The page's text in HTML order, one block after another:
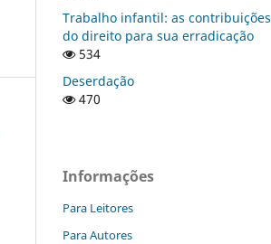
Trabalho infantil: as contribuições
do direito para sua erradicação
534
Deserdação
470
Informações
Para Leitores
Para Autores